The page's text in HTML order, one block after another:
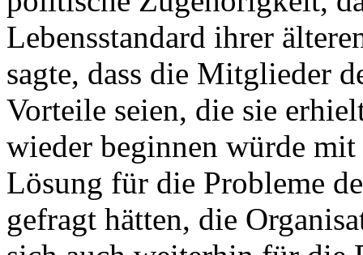
Lebensstandard ihrer
sagte, dass die Mitglieder
Vorteile seien, die sie
wieder beginnen würde mit
Lösung für die Probleme
gefragt hätten, die